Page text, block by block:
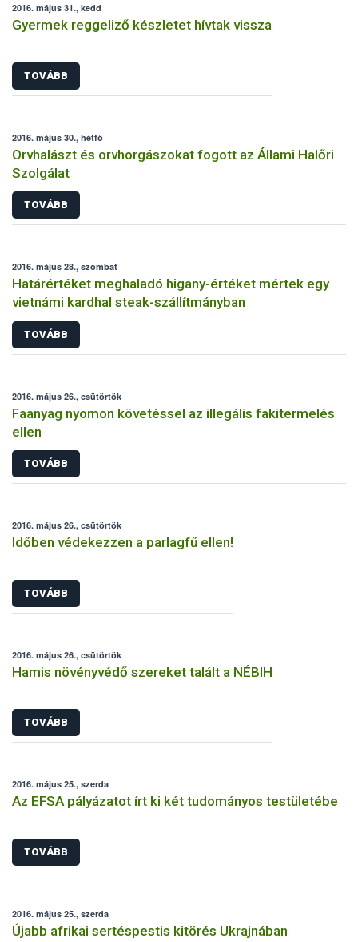
2016. május 31., kedd
Gyermek reggeliző készletet hívtak vissza
TOVÁBB
2016. május 30., hétfő
Orvhalászt és orvhorgászokat fogott az Állami Halőri
Szolgálat
TOVÁBB
2016. május 28., szombat
Határértéket meghaladó higany-értéket mértek egy
vietnámi kardhal steak-szállítmányban
TOVÁBB
2016. május 26., csütörtök
Faanyag nyomon követéssel az illegális fakitermelés
ellen
TOVÁBB
2016. május 26., csütörtök
Időben védekezzen a parlagfű ellen!
TOVÁBB
2016. május 26., csütörtök
Hamis növényvédő szereket talált a NÉBIH
TOVÁBB
2016. május 25., szerda
Az EFSA pályázatot írt ki két tudományos testületébe
TOVÁBB
2016. május 25., szerda
Újabb afrikai sertéspestis kitörés Ukrajnában